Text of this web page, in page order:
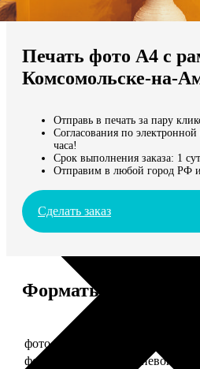
Мы доставляем по всему миру
Продолжить без города
Печать фото А4 с
Комсомольске-на-
Отправь в печать за пару
Согласования по
часа!
Срок выполнения заказа: 1
Отправим в любой город РФ
Сделать заказ
Форматы и цены
фото 20х30 в деревянной рамке
фото 20х30 в алюминиевой